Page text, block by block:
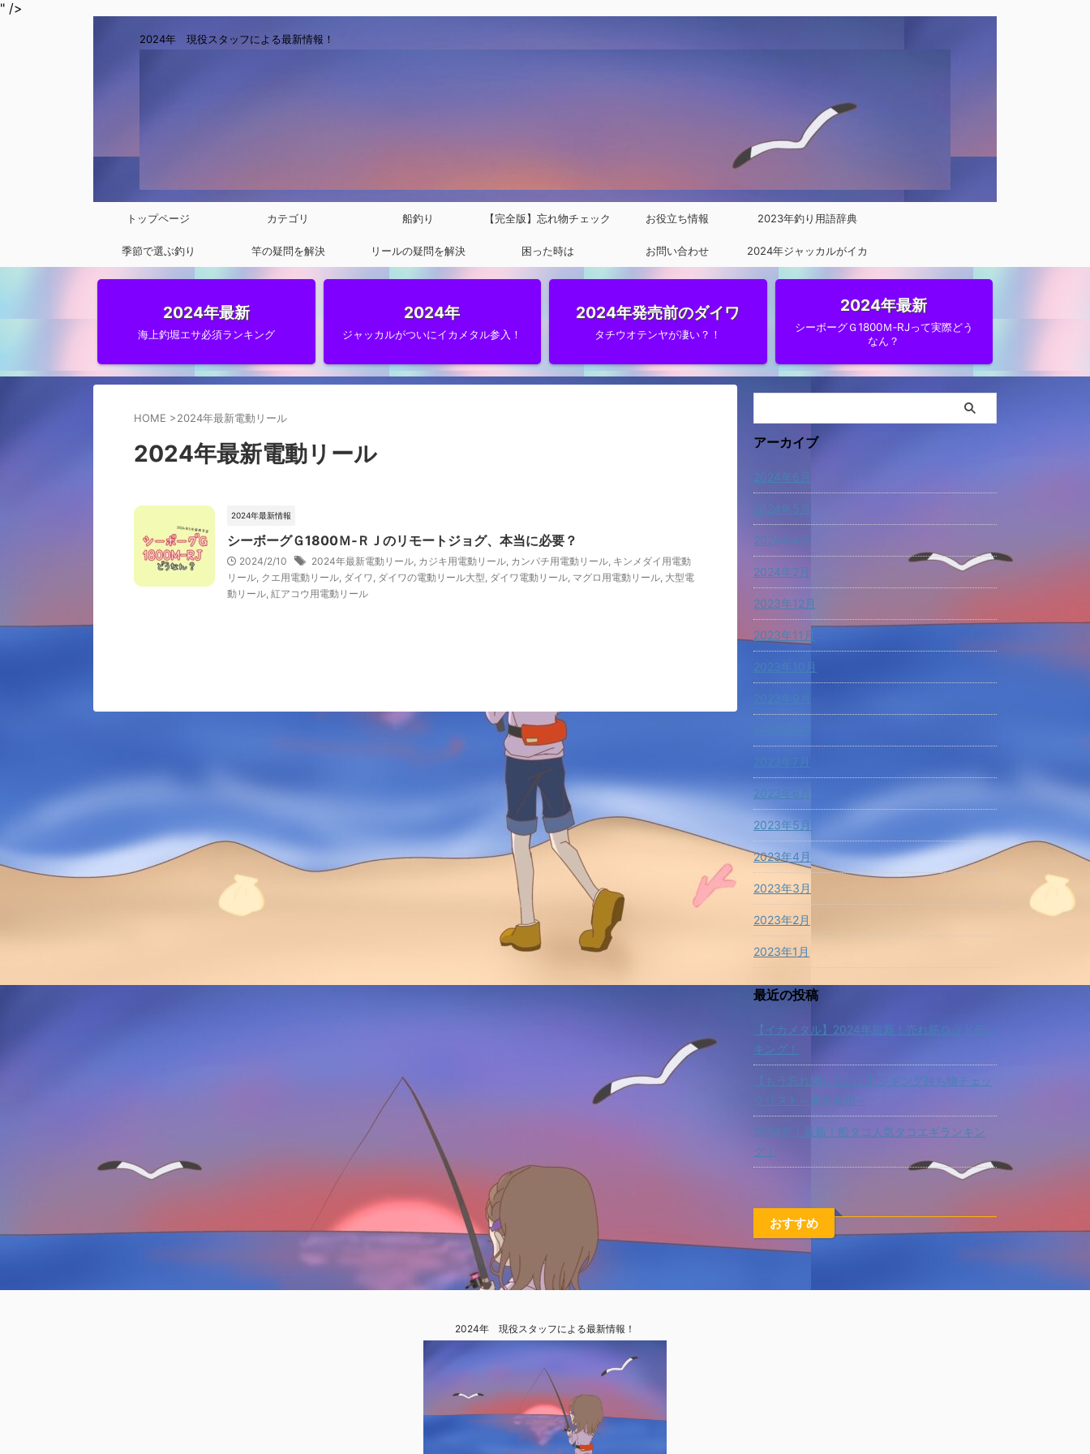
" />
2024年 現役スタッフによる最新情報！
トップページ カテゴリ 船釣り 【完全版】忘れ物チェック
リスト
お役立ち情報 2023年釣り用語辞典
季節で選ぶ釣り 竿の疑問を解決 リールの疑問を解決 困った時は お問い合わせ 2024年ジャッカルがイカ
メタルに参入
2024年最新
海上釣堀エサ必須ランキング
2024年
ジャッカルがついにイカメタル参入！
2024年発売前のダイワ
タチウオテンヤが凄い？！
2024年最新
シーボーグＧ1800Ｍ‐RJって実際どう
なん？
HOME >2024年最新電動リール
2024年最新電動リール
2024年最新情報
シーボーグＧ1800Ｍ‐ＲＪのリモートジョグ、本当に必要？
2024/2/10 2024年最新電動リール, カジキ用電動リール, カンパチ用電動リール, キンメダイ用電動
リール, クエ用電動リール, ダイワ, ダイワの電動リール大型, ダイワ電動リール, マグロ用電動リール, 大型電
動リール, 紅アコウ用電動リール
アーカイブ
2024年6月
2024年5月
2024年4月
2024年2月
2023年12月
2023年11月
2023年10月
2023年6月
2023年5月
2023年4月
2023年3月
2023年2月
2023年1月
最近の投稿
【イカメタル】2024年最新！売れ筋ロッドラン
キング！
【もう忘れ物しない！】ジギング持ち物チェッ
クリスト～夏冬兼用～
2024年！最新！船タコ人気タコエギランキン
グ！
おすすめ
2024年 現役スタッフによる最新情報！